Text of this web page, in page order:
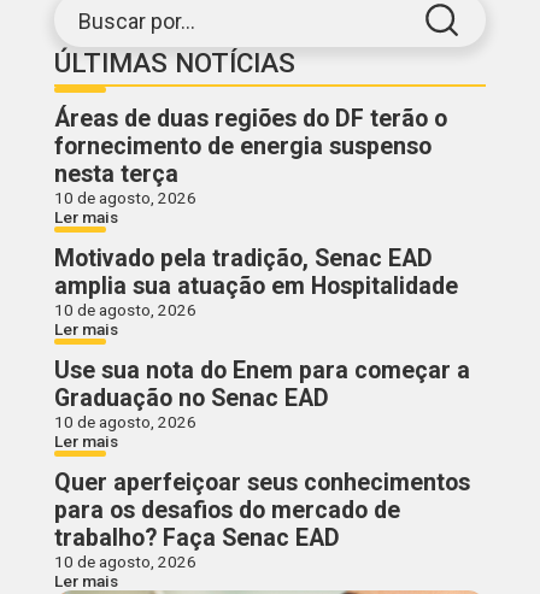
Buscar por...
ÚLTIMAS NOTÍCIAS
Áreas de duas regiões do DF terão o
fornecimento de energia suspenso
nesta terça
10 de agosto, 2026
Ler mais
Motivado pela tradição, Senac EAD
amplia sua atuação em Hospitalidade
10 de agosto, 2026
Ler mais
Use sua nota do Enem para começar a
Graduação no Senac EAD
10 de agosto, 2026
Ler mais
Quer aperfeiçoar seus conhecimentos
para os desafios do mercado de
trabalho? Faça Senac EAD
10 de agosto, 2026
Ler mais